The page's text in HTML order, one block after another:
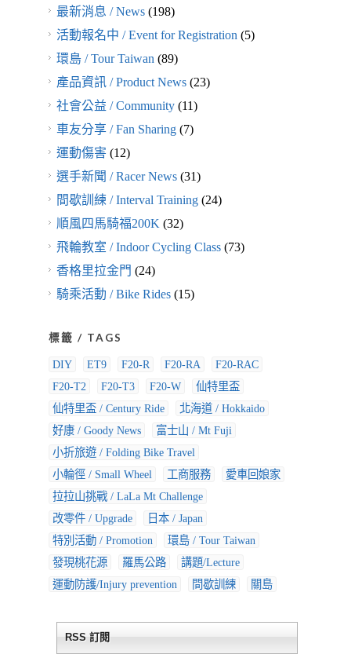
最新消息 / News(198)
活動報名中 / Event for Registration (5)
環島 / Tour Taiwan (89)
產品資訊 / Product News(23)
社會公益 / Community(11)
車友分享 / Fan Sharing(7)
運動傷害(12)
選手新聞 / Racer News(31)
間歇訓練 / Interval Training(24)
順風四馬騎福200K (32)
飛輪教室 / Indoor Cycling Class(73)
香格里拉金門 (24)
騎乘活動 / Bike Rides(15)
標籤 / TAGS
DIY ET9 F20-R F20-RA
F20-RAC
F20-T2
F20-T3 F20-W
仙特里盃
仙特里盃 / Century Ride
北海道 / Hokkaido
好康 / Goody News
富士山 / Mt Fuji
小折旅遊 / Folding Bike Travel
小輪徑 / Small Wheel
工商服務
愛車回娘家
拉拉山挑戰 / LaLa Mt Challenge
改零件 / Upgrade
日本 / Japan
特別活動 / Promotion
環島 / Tour Taiwan
發現桃花源
羅馬公路
講題/Lecture
運動防護/Injury prevention
間歇訓練 關島
RSS 訂閱